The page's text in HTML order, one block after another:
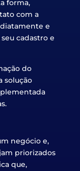
forma,
com a
e
cadastro e
do
solução
negócio e,
priorizados
que,